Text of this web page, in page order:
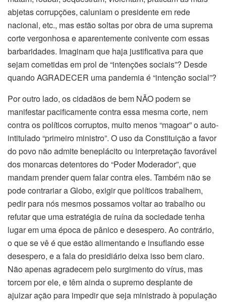
abjetas corrupções, caluniam o presidente em rede
nacional, etc., mas estão soltas por obra de uma suprema
corte vergonhosa e aparentemente conivente com essas
barbaridades. Imaginam que haja justificativa para que
sejam cometidas em prol de “intenções sociais”? Desde
quando AGRADECER uma pandemia é “intenção social”?
Por outro lado, os cidadãos de bem NÃO podem se
manifestar pacificamente contra essa mesma corte, nem
contra os políticos corruptos, muito menos “magoar” o auto-
intitulado “primeiro ministro”. O uso da Constituição a favor
do povo não admite beneplácito ou interpretação favorável
dos monarcas detentores do “Poder Moderador”, que
mandam prender quem falar contra eles. Também não se
pode contrariar a Globo, exigir que políticos trabalhem,
pedir para nós mesmos possamos voltar ao trabalho ou
refutar que uma estratégia de ruína da sociedade tenha
lugar em uma época de pânico e desespero. Ao contrário,
o que se vê é que estão alimentando e insuflando esse
desespero, e a fala do presidiário deixa isso bem claro.
Não apenas agradecem pelo surgimento do vírus, mas
torcem por ele, e têm ainda o supremo desplante de
ajuizar ação para impedir que seja ministrado à população